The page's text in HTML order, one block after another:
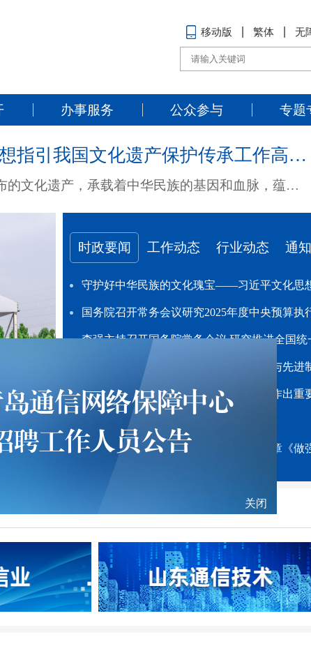
移动版 繁体 无
办事服务 公众参与 专题
守护好中华民族的文化瑰宝——习近平文化思想指引我国文化遗产保护传承工作高质量发展
中华文明源远流长，中华文化博大精深。我国锦绣山河上遍布的文化遗产，承载着中华民族的基因和血脉，蕴藏着中国人民的伟大创造、卓越智慧和共同记忆。“要把这些中华文化瑰宝保护好、传承好、传播好”“要把传统和现代有机融合在一起”……习近平总书记的重要讲话，为新时代保护传承文化遗产指明了前进方向，提供了根本遵循。6月13日是2026年“文化和自然遗产日”。
时政要闻 工作动态 行业动态 通
习近平就推动哲学社会科学高质量发展作出重
习近平：做强做优做大实体经济
关闭